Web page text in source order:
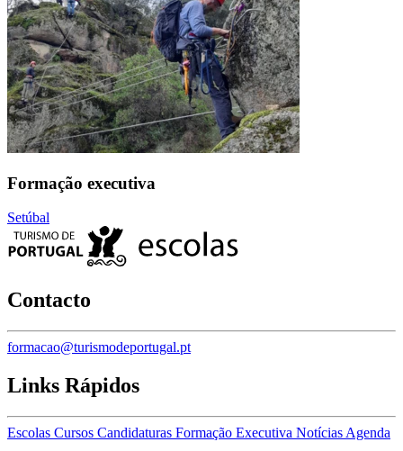
Formação executiva
Setúbal
Contacto
formacao@turismodeportugal.pt
Links Rápidos
Escolas Cursos Candidaturas Formação Executiva Notícias Agenda